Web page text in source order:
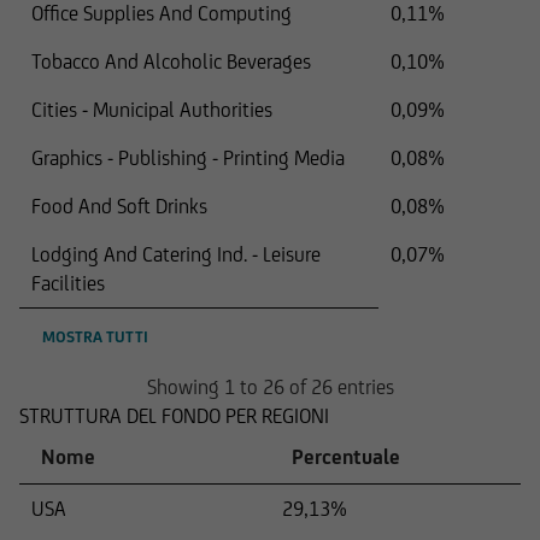
Office Supplies And Computing
0,11%
Tobacco And Alcoholic Beverages
0,10%
Cities - Municipal Authorities
0,09%
Graphics - Publishing - Printing Media
0,08%
Food And Soft Drinks
0,08%
Lodging And Catering Ind. - Leisure
Facilities
0,07%
MOSTRA TUTTI
Showing 1 to 26 of 26 entries
STRUTTURA DEL FONDO PER REGIONI
Nome
Percentuale
USA
29,13%
in cui UniCredit Invest Lux Société Anonyme non
sollecitazioni o
in cui le predette offerte o sollecitazioni a
soggetti residenti nel territorio in questione
e, pertanto, non devono essere utilizzate per tali
costituiscono un'offerta o una sollecitazione nei
confronti di cittadini britannici in merito
all'acquisto o alla vendita di titoli né possono
ordini di acquisto e vendita dei cittadini